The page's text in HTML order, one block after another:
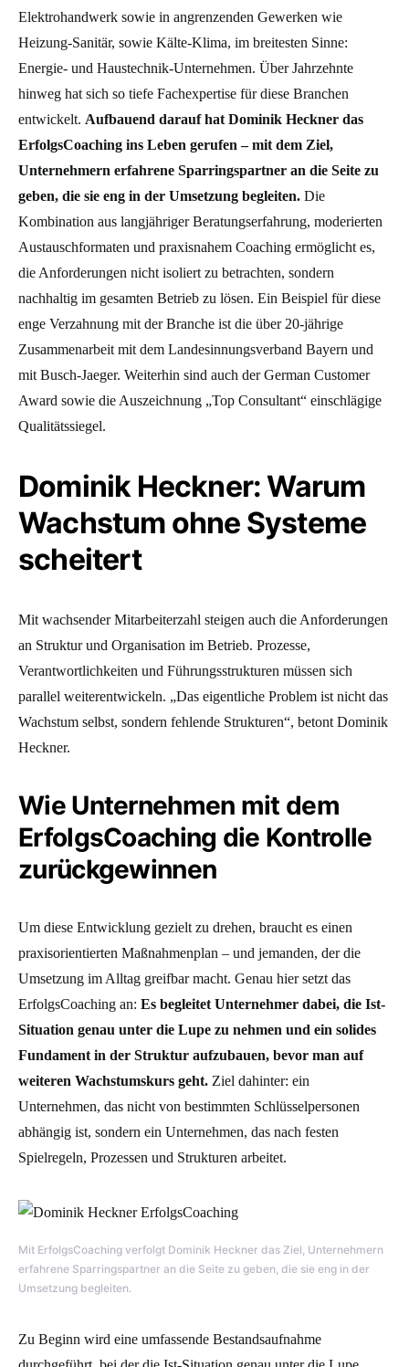
Elektrohandwerk sowie in angrenzenden Gewerken wie
Heizung-Sanitär, sowie Kälte-Klima, im breitesten Sinne:
Energie- und Haustechnik-Unternehmen. Über Jahrzehnte
hinweg hat sich so tiefe Fachexpertise für diese Branchen
entwickelt. Aufbauend darauf hat Dominik Heckner das
ErfolgsCoaching ins Leben gerufen – mit dem Ziel,
Unternehmern erfahrene Sparringspartner an die Seite zu
geben, die sie eng in der Umsetzung begleiten. Die
Kombination aus langjähriger Beratungserfahrung, moderierten
Austauschformaten und praxisnahem Coaching ermöglicht es,
die Anforderungen nicht isoliert zu betrachten, sondern
nachhaltig im gesamten Betrieb zu lösen. Ein Beispiel für diese
enge Verzahnung mit der Branche ist die über 20-jährige
Zusammenarbeit mit dem Landesinnungsverband Bayern und
mit Busch-Jaeger. Weiterhin sind auch der German Customer
Award sowie die Auszeichnung „Top Consultant“ einschlägige
Qualitätssiegel.
Dominik Heckner: Warum
Wachstum ohne Systeme
scheitert
Mit wachsender Mitarbeiterzahl steigen auch die Anforderungen
an Struktur und Organisation im Betrieb. Prozesse,
Verantwortlichkeiten und Führungsstrukturen müssen sich
parallel weiterentwickeln. „Das eigentliche Problem ist nicht das
Wachstum selbst, sondern fehlende Strukturen“, betont Dominik
Heckner.
Wie Unternehmen mit dem
ErfolgsCoaching die Kontrolle
zurückgewinnen
Um diese Entwicklung gezielt zu drehen, braucht es einen
praxisorientierten Maßnahmenplan – und jemanden, der die
Umsetzung im Alltag greifbar macht. Genau hier setzt das
ErfolgsCoaching an: Es begleitet Unternehmer dabei, die Ist-
Situation genau unter die Lupe zu nehmen und ein solides
Fundament in der Struktur aufzubauen, bevor man auf
weiteren Wachstumskurs geht. Ziel dahinter: ein
Unternehmen, das nicht von bestimmten Schlüsselpersonen
abhängig ist, sondern ein Unternehmen, das nach festen
Spielregeln, Prozessen und Strukturen arbeitet.
Mit ErfolgsCoaching verfolgt Dominik Heckner das Ziel, Unternehmern
erfahrene Sparringspartner an die Seite zu geben, die sie eng in der
Umsetzung begleiten.
Zu Beginn wird eine umfassende Bestandsaufnahme